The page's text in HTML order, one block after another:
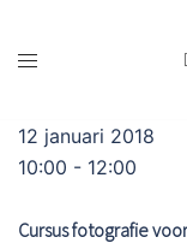
12 januari 2018
10:00 - 12:00
Cursus fotografie